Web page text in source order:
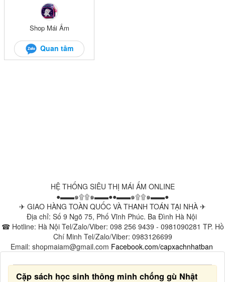
HỆ THỐNG SIÊU THỊ MÁI ẤM ONLINE
●▬▬๑۩۩๑▬▬●●▬▬๑۩۩๑▬▬●
✈ GIAO HÀNG TOÀN QUỐC VÀ THANH TOÁN TẠI NHÀ ✈
Địa chỉ: Số 9 Ngõ 75, Phố Vĩnh Phúc. Ba Đình Hà Nội
☎ Hotline: Hà Nội Tel/Zalo/Viber: 098 256 9439 - 0981090281 TP. Hồ
Chí Minh Tel/Zalo/Viber: 0983126699
Email: shopmaiam@gmail.com Facebook.com/capxachnhatban
Cặp sách học sinh thông minh chống gù Nhật